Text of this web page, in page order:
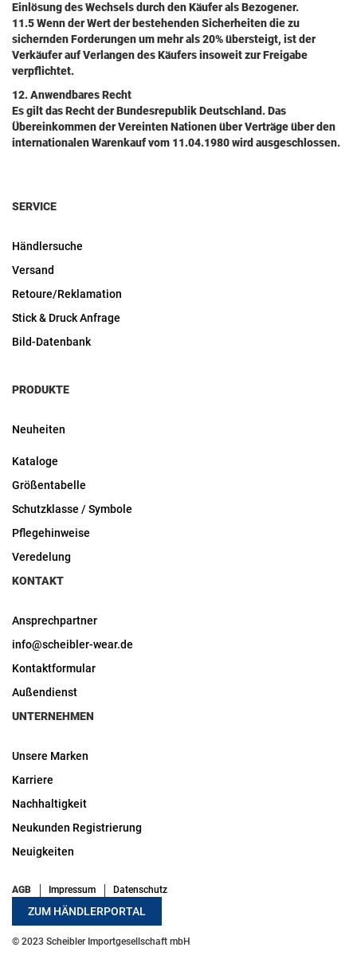
Einlösung des Wechsels durch den Käufer als Bezogener.
11.5 Wenn der Wert der bestehenden Sicherheiten die zu
sichernden Forderungen um mehr als 20% übersteigt, ist der
Verkäufer auf Verlangen des Käufers insoweit zur Freigabe
verpflichtet.
12. Anwendbares Recht
Es gilt das Recht der Bundesrepublik Deutschland. Das
Übereinkommen der Vereinten Nationen über Verträge über den
internationalen Warenkauf vom 11.04.1980 wird ausgeschlossen.
SERVICE
Händlersuche
Versand
Retoure/Reklamation
Stick & Druck Anfrage
Bild-Datenbank
PRODUKTE
Neuheiten
Kataloge
Größentabelle
Schutzklasse / Symbole
Pflegehinweise
Veredelung
KONTAKT
Ansprechpartner
info@scheibler-wear.de
Kontaktformular
Außendienst
UNTERNEHMEN
Unsere Marken
Karriere
Nachhaltigkeit
Neukunden Registrierung
Neuigkeiten
AGB Impressum Datenschutz
ZUM HÄNDLERPORTAL
© 2023 Scheibler Importgesellschaft mbH